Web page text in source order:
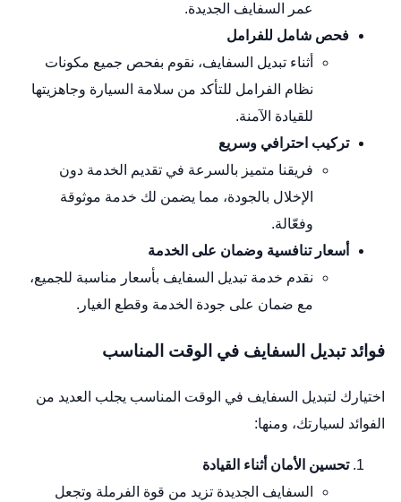
عمر السفايف الجديدة.
فحص شامل للفرامل
أثناء تبديل السفايف، نقوم بفحص جميع مكونات
نظام الفرامل للتأكد من سلامة السيارة وجاهزيتها
للقيادة الآمنة.
تركيب احترافي وسريع
فريقنا متميز بالسرعة في تقديم الخدمة دون
الإخلال بالجودة، مما يضمن لك خدمة موثوقة
وفعّالة.
أسعار تنافسية وضمان على الخدمة
نقدم خدمة تبديل السفايف بأسعار مناسبة للجميع،
مع ضمان على جودة الخدمة وقطع الغيار.
فوائد تبديل السفايف في الوقت المناسب
اختيارك لتبديل السفايف في الوقت المناسب يجلب العديد من
الفوائد لسيارتك، ومنها:
تحسين الأمان أثناء القيادة
السفايف الجديدة تزيد من قوة الفرملة وتجعل